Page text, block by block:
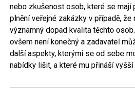
nebo zkušenost osob, které se mají
plnění veřejné zakázky v případě, že
významný dopad kvalita těchto
ovšem není konečný a zadavatel
další aspekty, kterými se od sebe
nabídky lišit, a které mu přináší